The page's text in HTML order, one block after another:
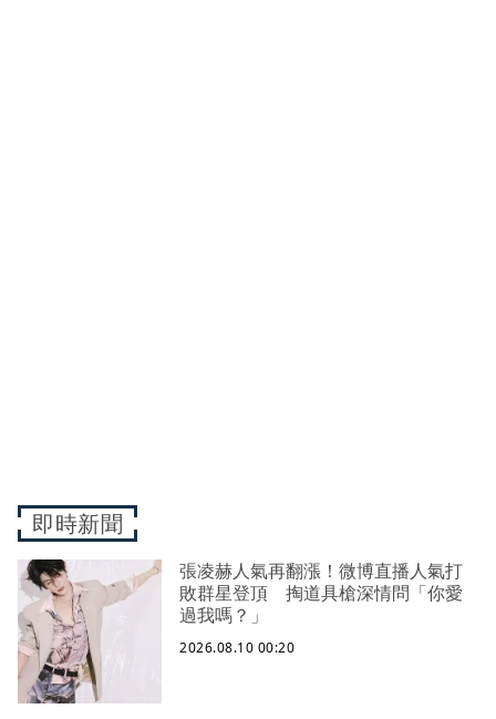
即時新聞
張凌赫人氣再翻漲！微博直播人氣打
敗群星登頂 掏道具槍深情問「你愛
過我嗎？」
2026.08.10 00:20